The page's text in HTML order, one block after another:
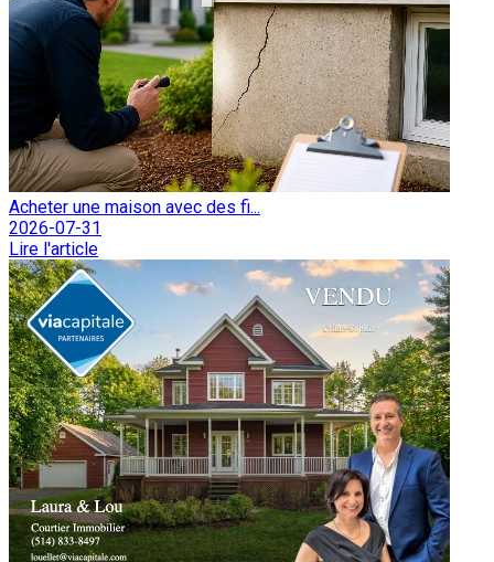
Acheter une maison avec des fi...
2026-07-31
Lire l'article